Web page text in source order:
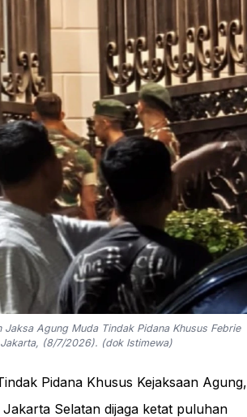
Agung Muda Tindak Pidana Khusus Febrie
(8/7/2026). (dok Istimewa)
Pidana Khusus Kejaksaan Agung,
Selatan dijaga ketat puluhan